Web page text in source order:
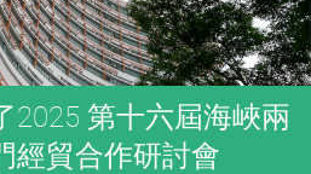
2025 第十六屆海峽兩
經貿合作研討會